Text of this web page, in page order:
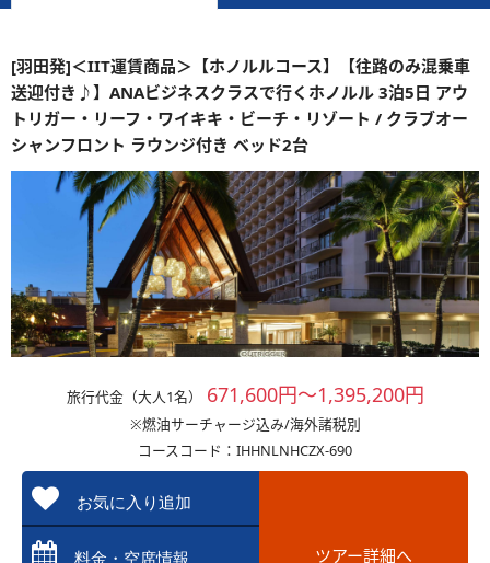
[羽田発]＜IIT運賃商品＞【ホノルルコース】【往路のみ混乗車
送迎付き♪】ANAビジネスクラスで行くホノルル 3泊5日 アウ
トリガー・リーフ・ワイキキ・ビーチ・リゾート / クラブオー
シャンフロント ラウンジ付き ベッド2台
旅行代金（大人1名） 671,600円～1,395,200円
※燃油サーチャージ込み/海外諸税別
コースコード：IHHNLNHCZX-690
お気に入り追加
料金・空席情報 ツアー詳細へ